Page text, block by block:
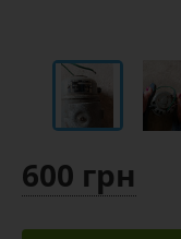
600 грн